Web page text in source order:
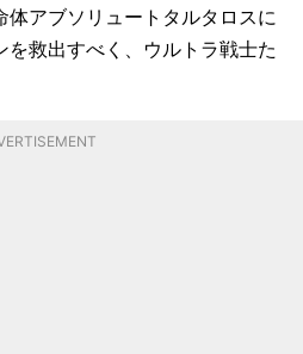
アブソリュートタルタロスに
救出すべく、ウルトラ戦士た